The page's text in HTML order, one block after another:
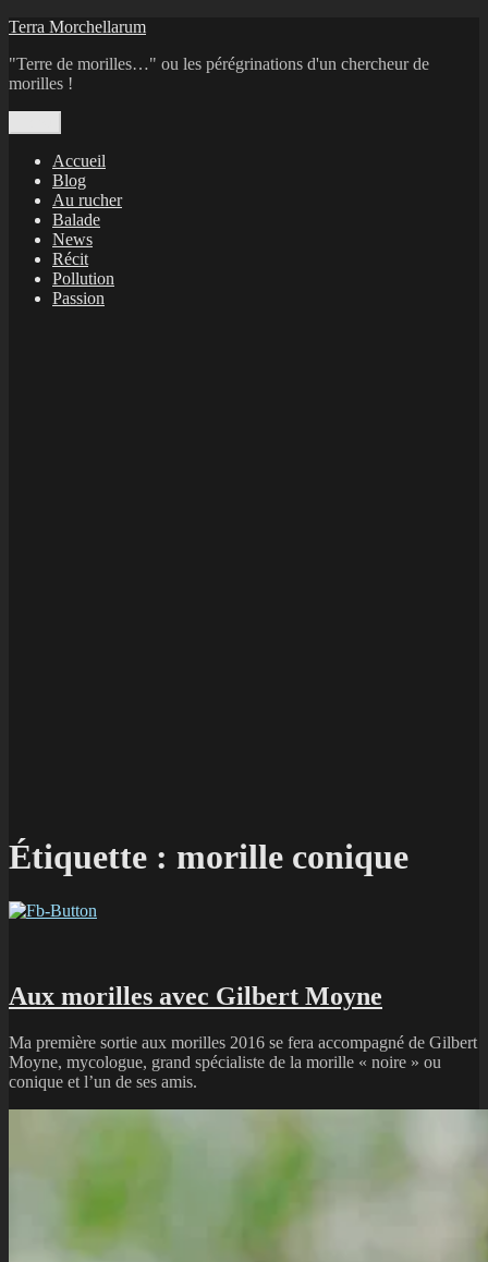
Aller
contenu
Terra Morchellarum
"Terre de morilles…" ou les pérégrinations d'un chercheur de
morilles !
Accueil
Blog
Au rucher
Balade
News
Récit
Pollution
Passion
Étiquette : morille conique
Aux morilles avec Gilbert Moyne
Ma première sortie aux morilles 2016 se fera accompagné de Gilbert
Moyne, mycologue, grand spécialiste de la morille « noire » ou
conique et l’un de ses amis.